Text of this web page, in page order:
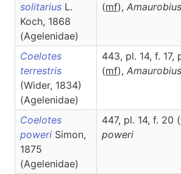
solitarius L.
Koch, 1868
(Agelenidae)
(mf), Amaurobius
Coelotes
terrestris
(Wider, 1834)
(Agelenidae)
443, pl. 14, f. 17,
(mf), Amaurobius
Coelotes
poweri Simon,
1875
(Agelenidae)
447, pl. 14, f. 20 (
poweri